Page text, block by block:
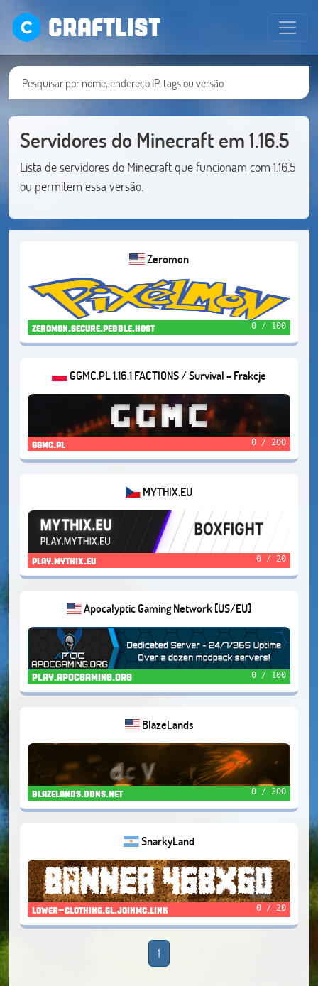
CRAFTLIST
Servidores do Minecraft em 1.16.5
Lista de servidores do Minecraft que funcionam com 1.16.5
ou permitem essa versão.
Zeromon
zeromon.secure.pebble.host 0 / 100
GGMC.PL 1.16.1 FACTIONS / Survival + Frakcje
ggmc.pl 0 / 200
MYTHIX.EU
play.mythix.eu 0 / 20
Apocalyptic Gaming Network [US/EU]
PLAY.APOCGAMING.ORG 0 / 100
BlazeLands
blazelands.ddns.net 0 / 200
SnarkyLand
lower-clothing.gl.joinmc.link 0 / 20
1